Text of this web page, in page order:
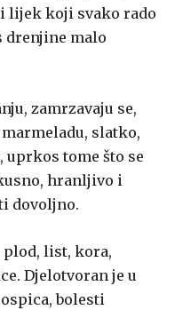
lijek koji svako rado
drenjine malo
zamrzavaju se,
slatko,
tome što se
hranljivo i
dovoljno.
plod, list, kora,
Djelotvoran je u
bolesti